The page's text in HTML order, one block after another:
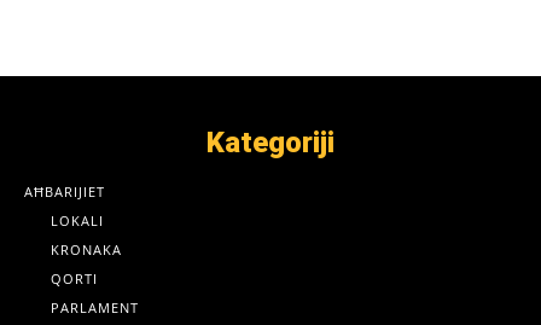
Kategoriji
AĦBARIJIET
LOKALI
KRONAKA
QORTI
PARLAMENT